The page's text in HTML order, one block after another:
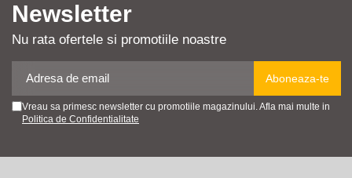
Newsletter
Nu rata ofertele si promotiile noastre
Vreau sa primesc newsletter cu promotiile magazinului. Afla mai multe in
Politica de Confidentialitate